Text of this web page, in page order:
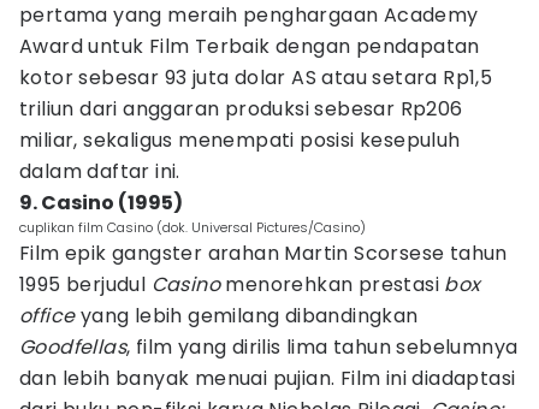
pertama yang meraih penghargaan Academy
Award untuk Film Terbaik dengan pendapatan
kotor sebesar 93 juta dolar AS atau setara Rp1,5
triliun dari anggaran produksi sebesar Rp206
miliar, sekaligus menempati posisi kesepuluh
dalam daftar ini.
9. Casino (1995)
cuplikan film Casino (dok. Universal Pictures/Casino)
Film epik gangster arahan Martin Scorsese tahun
1995 berjudul Casinomenorehkan prestasi box
officeyang lebih gemilang dibandingkan
Goodfellas, film yang dirilis lima tahun sebelumnya
dan lebih banyak menuai pujian. Film ini diadaptasi